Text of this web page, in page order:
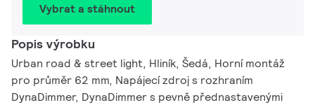
Vybrat a stáhnout
Popis výrobku
Urban road & street light, Hliník, Šedá, Horní montáž
pro průměr 62 mm, Napájecí zdroj s rozhraním
DynaDimmer, DynaDimmer s pevně přednastavenými